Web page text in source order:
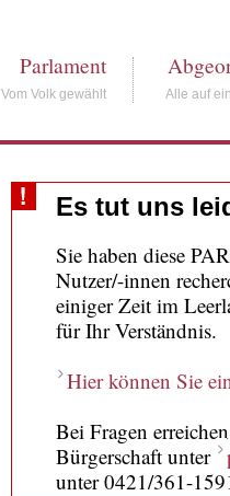
Parlament
Vom Volk gewählt Alle auf
Es tut uns
Sie haben diese
Nutzer/-innen
einiger Zeit im
für Ihr Verständnis.
Hier können Sie
Bei Fragen
Bürgerschaft unter
unter 0421/361-